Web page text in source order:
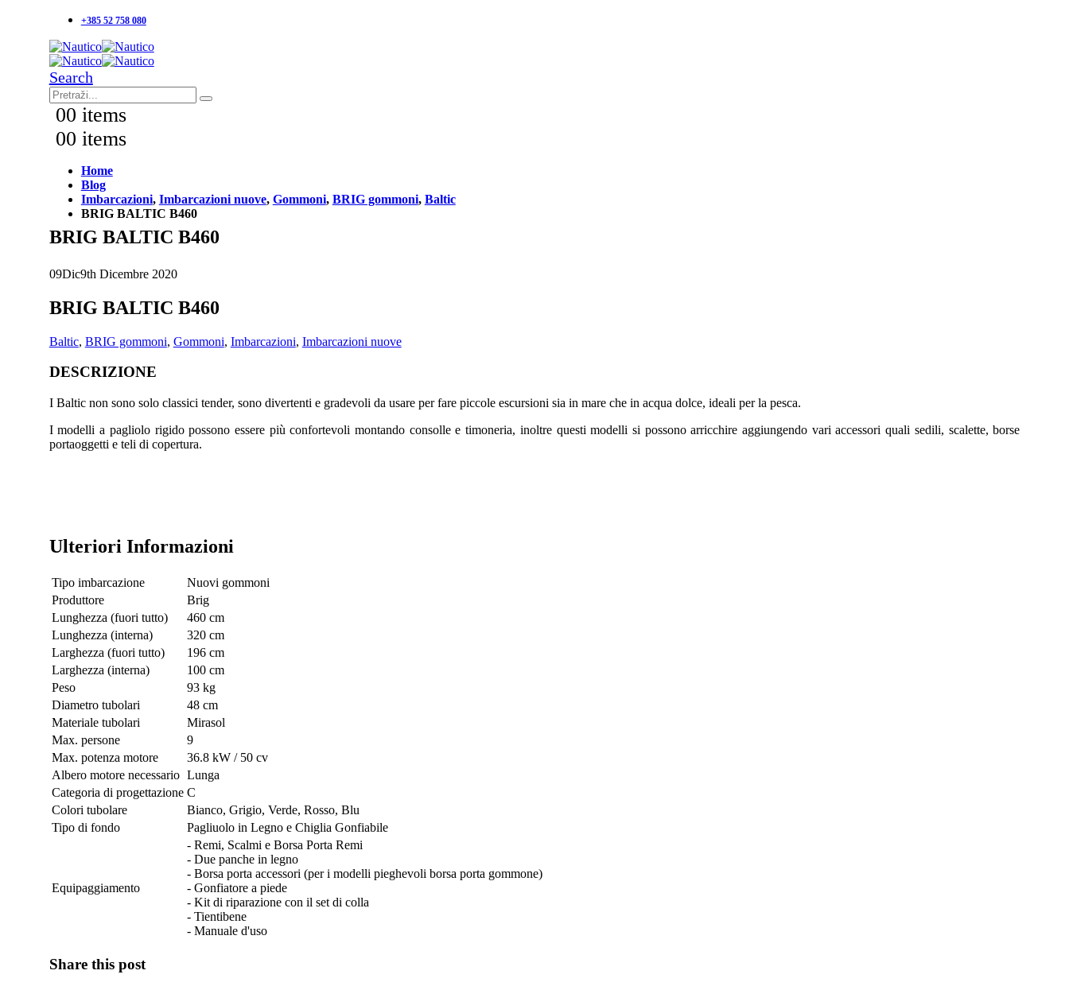
+385 52 758 080
Search
00 items
00 items
Home
Blog
Imbarcazioni, Imbarcazioni nuove, Gommoni, BRIG gommoni, Baltic
BRIG BALTIC B460
BRIG BALTIC B460
09Dic9th Dicembre 2020
BRIG BALTIC B460
Baltic, BRIG gommoni, Gommoni, Imbarcazioni, Imbarcazioni nuove
DESCRIZIONE
I Baltic non sono solo classici tender, sono divertenti e gradevoli da usare per fare piccole escursioni sia in mare che in acqua dolce, ideali per la pesca.
I modelli a pagliolo rigido possono essere più confortevoli montando consolle e timoneria, inoltre questi modelli si possono arricchire aggiungendo vari accessori quali sedili, scalette, borse
portaoggetti e teli di copertura.
Ulteriori Informazioni
Tipo imbarcazione
Nuovi gommoni
Produttore
Brig
Lunghezza (fuori tutto)
460 cm
Lunghezza (interna)
320 cm
Larghezza (fuori tutto)
196 cm
Larghezza (interna)
100 cm
Peso
93 kg
Diametro tubolari
48 cm
Materiale tubolari
Mirasol
Max. persone
9
Max. potenza motore
36.8 kW / 50 cv
Albero motore necessario Lunga
Categoria di progettazione C
Colori tubolare
Bianco, Grigio, Verde, Rosso, Blu
Tipo di fondo
Pagliuolo in Legno e Chiglia Gonfiabile
Equipaggiamento
- Remi, Scalmi e Borsa Porta Remi
- Due panche in legno
- Borsa porta accessori (per i modelli pieghevoli borsa porta gommone)
- Gonfiatore a piede
- Kit di riparazione con il set di colla
- Tientibene
- Manuale d'uso
Share this post